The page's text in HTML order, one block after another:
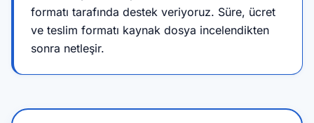
formatı tarafında destek veriyoruz. Süre, ücret
ve teslim formatı kaynak dosya incelendikten
sonra netleşir.